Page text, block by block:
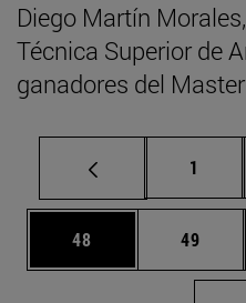
Diego Martín
Técnica Superior de
ganadores del
Página
1
Página
48 Página
49